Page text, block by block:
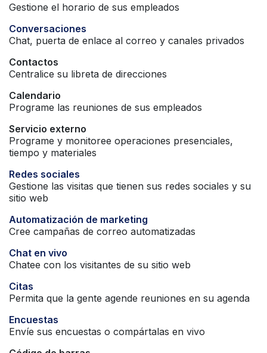
Gestione el horario de sus empleados
Conversaciones
Chat, puerta de enlace al correo y canales privados
Contactos
Centralice su libreta de direcciones
Calendario
Programe las reuniones de sus empleados
Servicio externo
Programe y monitoree operaciones presenciales,
tiempo y materiales
Redes sociales
Gestione las visitas que tienen sus redes sociales y su
sitio web
Automatización de marketing
Cree campañas de correo automatizadas
Chat en vivo
Chatee con los visitantes de su sitio web
Citas
Permita que la gente agende reuniones en su agenda
Encuestas
Envíe sus encuestas o compártalas en vivo